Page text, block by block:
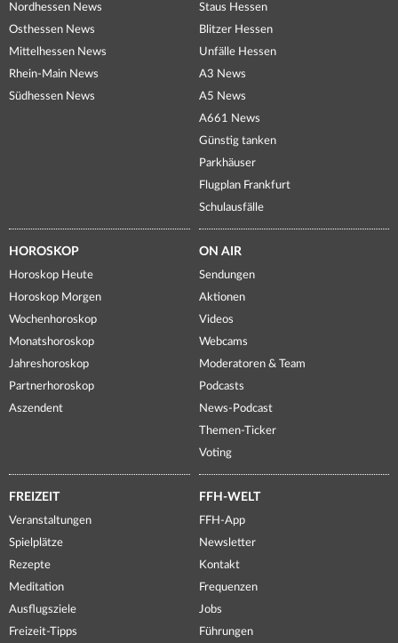
Nordhessen News
Osthessen News
Mittelhessen News
Rhein-Main News
Südhessen News
Staus Hessen
Blitzer Hessen
Unfälle Hessen
A3 News
A5 News
A661 News
Günstig tanken
Parkhäuser
Flugplan Frankfurt
Schulausfälle
HOROSKOP
Horoskop Heute
Horoskop Morgen
Wochenhoroskop
Monatshoroskop
Jahreshoroskop
Partnerhoroskop
Aszendent
ON AIR
Sendungen
Aktionen
Videos
Webcams
Moderatoren & Team
Podcasts
News-Podcast
Themen-Ticker
Voting
FREIZEIT
Veranstaltungen
Spielplätze
Rezepte
Meditation
Ausflugsziele
Freizeit-Tipps
FFH-WELT
FFH-App
Newsletter
Kontakt
Frequenzen
Jobs
Führungen